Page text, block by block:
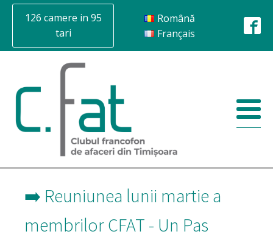
126 camere in 95
tari
Română
Français
➡️ Reuniunea lunii martie a
membrilor CFAT - Un Pas